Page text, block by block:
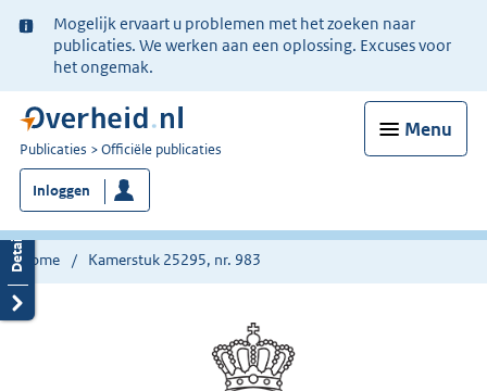
Ter
informatie:
Mogelijk ervaart u problemen met het zoeken naar
publicaties. We werken aan een oplossing. Excuses voor
het ongemak.
Menu
U
bent
nu
hier:
Publicaties Officiële publicaties
Inloggen
Home Kamerstuk 25295, nr. 983